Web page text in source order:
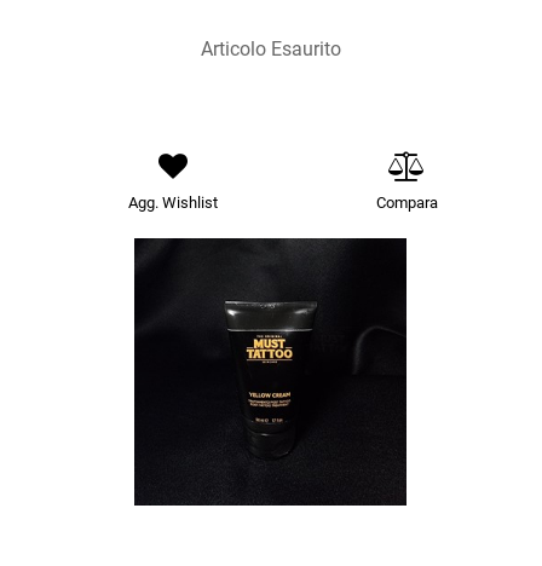
Articolo Esaurito
Agg. Wishlist Compara